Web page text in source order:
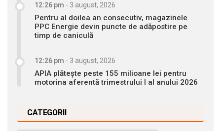
12:26 pm - 3 august, 2026
Pentru al doilea an consecutiv, magazinele
PPC Energie devin puncte de adăpostire pe
timp de caniculă
12:26 pm - 3 august, 2026
APIA plătește peste 155 milioane lei pentru
motorina aferentă trimestrului I al anului 2026
CATEGORII